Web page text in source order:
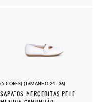
(5 CORES) (TAMANHO 24 - 36)
SAPATOS MERCEDITAS PELE